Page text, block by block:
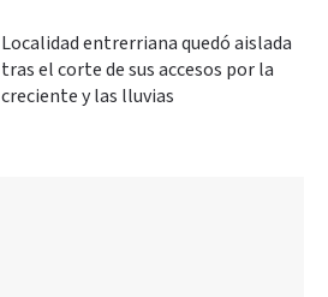
Localidad entrerriana quedó aislada
tras el corte de sus accesos por la
creciente y las lluvias